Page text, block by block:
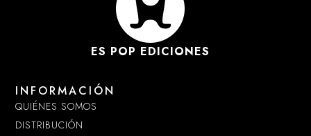
ES POP EDICIONES
INFORMACIÓN
QUIÉNES SOMOS
DISTRIBUCIÓN